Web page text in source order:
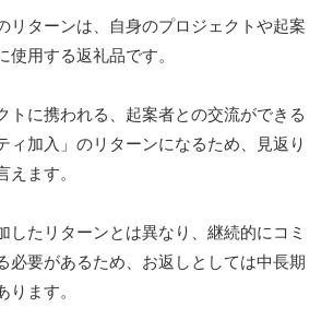
リターンは、自身のプロジェクトや起案
使用する返礼品です。
トに携われる、起案者との交流ができる
ィ加入」のリターンになるため、見返り
えます。
したリターンとは異なり、継続的にコミ
必要があるため、お返しとしては中長期
ります。